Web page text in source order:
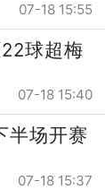
07-18 15:55
球超梅
07-18 15:40
半场开赛
07-18 15:37